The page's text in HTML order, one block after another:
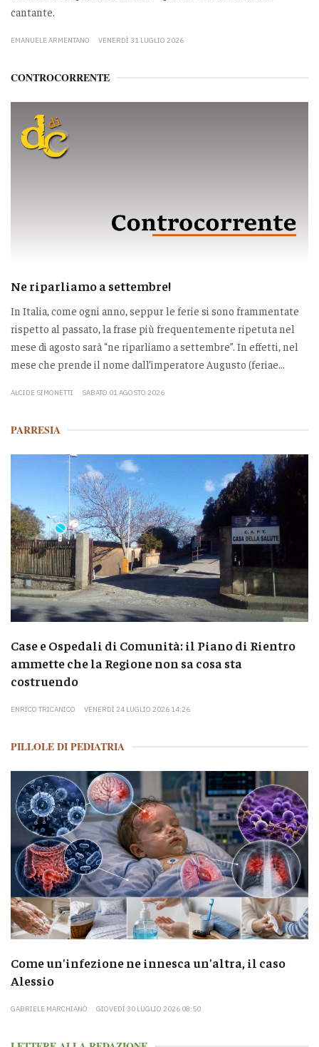
cantante.
EMANUELE ARMENTANO VENERDÌ 31 LUGLIO 2026
CONTROCORRENTE
Ne riparliamo a settembre!
In Italia, come ogni anno, seppur le ferie si sono frammentate
rispetto al passato, la frase più frequentemente ripetuta nel
mese di agosto sarà “ne riparliamo a settembre”. In effetti, nel
mese che prende il nome dall’imperatore Augusto (feriae...
ALCIDE SIMONETTI SABATO 01 AGOSTO 2026
PARRESIA
Case e Ospedali di Comunità: il Piano di Rientro
ammette che la Regione non sa cosa sta
costruendo
ENRICO TRICANICO VENERDÌ 24 LUGLIO 2026 14:26
PILLOLE DI PEDIATRIA
Come un'infezione ne innesca un'altra, il caso
Alessio
GABRIELE MARCHIANÒ GIOVEDÌ 30 LUGLIO 2026 08:50